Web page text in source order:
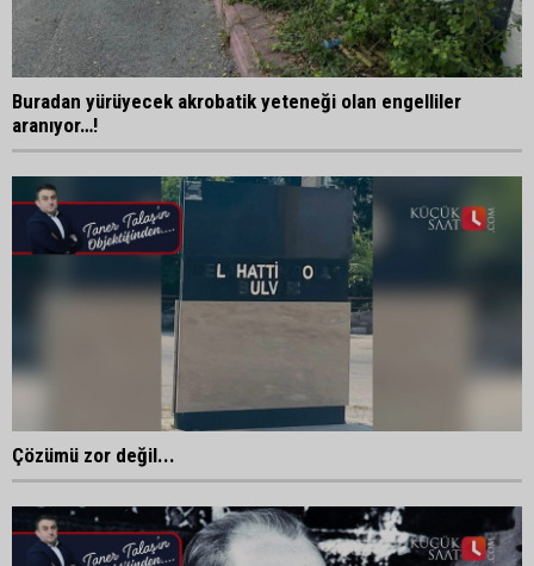
Buradan yürüyecek akrobatik yeteneği olan engelliler
aranıyor…!
Çözümü zor değil...